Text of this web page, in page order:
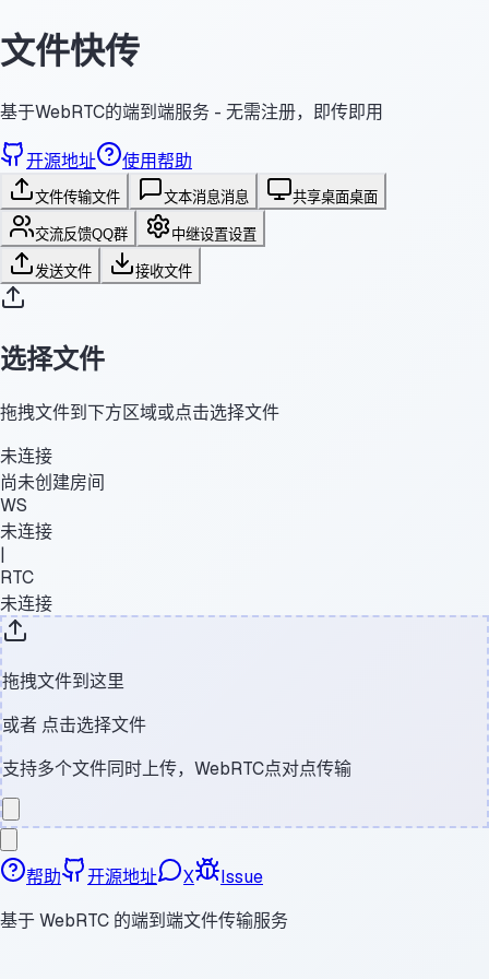
文件快传
基于WebRTC的端到端服务 - 无需注册，即传即用
开源地址 使用帮助
文件传输文件 文本消息消息 共享桌面桌面
交流反馈QQ群 中继设置设置
发送文件 接收文件
选择文件
拖拽文件到下方区域或点击选择文件
未连接
尚未创建房间
WS
未连接
|
RTC
未连接
拖拽文件到这里
或者 点击选择文件
支持多个文件同时上传，WebRTC点对点传输
帮助 开源地址 X
Issue
基于 WebRTC 的端到端文件传输服务